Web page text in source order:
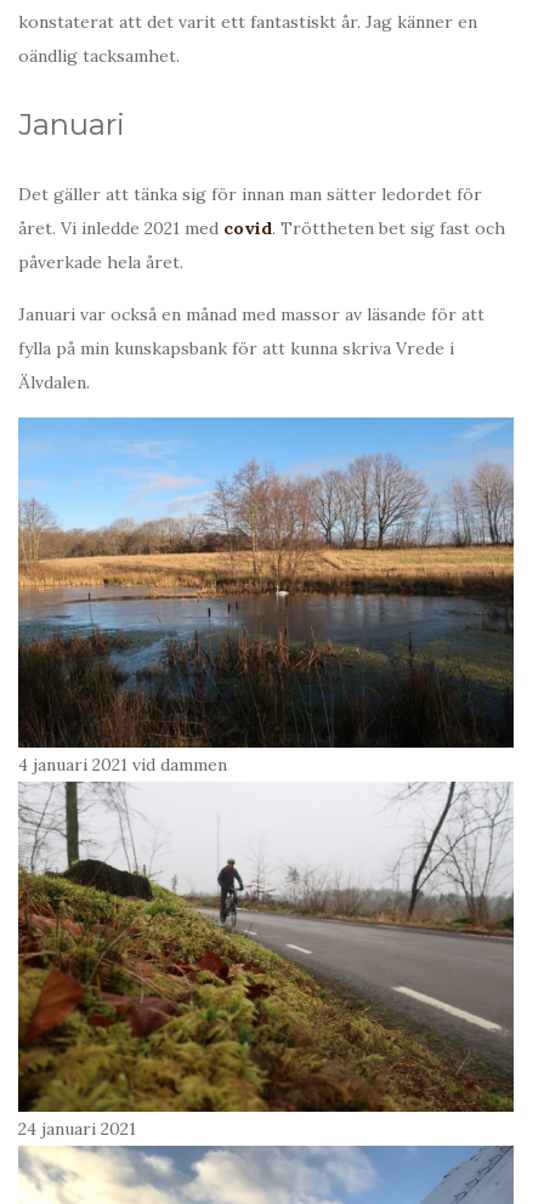
konstaterat att det varit ett fantastiskt år. Jag känner en
oändlig tacksamhet.
Januari
Det gäller att tänka sig för innan man sätter ledordet för
året. Vi inledde 2021 med covid. Tröttheten bet sig fast och
påverkade hela året.
Januari var också en månad med massor av läsande för att
fylla på min kunskapsbank för att kunna skriva Vrede i
Älvdalen.
4 januari 2021 vid dammen
24 januari 2021